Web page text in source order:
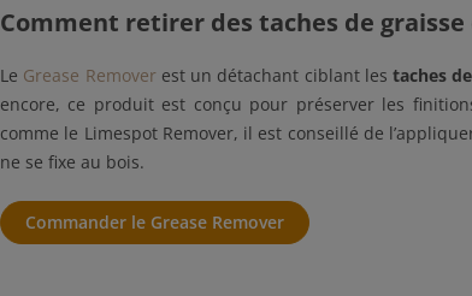
Comment retirer des taches de graisse
Le Grease Removerest un détachant ciblant les taches
encore, ce produit est conçu pour préserver les
comme le Limespot Remover, il est conseillé de
ne se fixe au bois.
Commander le Grease Remover